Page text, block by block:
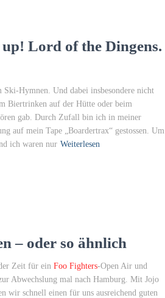
Lord of the Dingens.
Ski-Hymnen. Und dabei insbesondere nicht
Biertrinken auf der Hütte oder beim
gab. Durch Zufall bin ich in meiner
auf mein Tape „Boardertrax“ gestossen. Um
ich waren nur Weiterlesen
– oder so ähnlich
Zeit für ein Foo Fighters-Open Air und
Abwechslung mal nach Hamburg. Mit Jojo
wir schnell einen für uns ausreichend guten